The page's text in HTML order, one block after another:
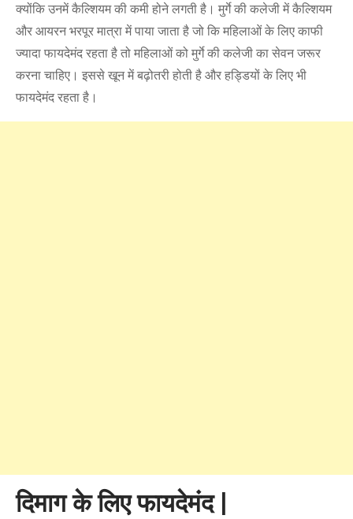
क्योंकि उनमें कैल्शियम की कमी होने लगती है। मुर्गे की कलेजी में कैल्शियम
और आयरन भरपूर मात्रा में पाया जाता है जो कि महिलाओं के लिए काफी
ज्यादा फायदेमंद रहता है तो महिलाओं को मुर्गे की कलेजी का सेवन जरूर
करना चाहिए। इससे खून में बढ़ोतरी होती है और हड्डियों के लिए भी
फायदेमंद रहता है।
दिमाग के लिए फायदेमंद |